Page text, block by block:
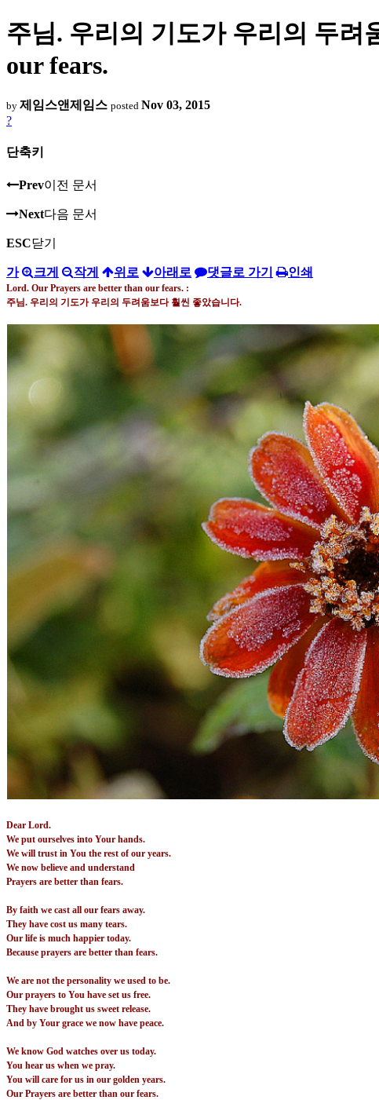
주님. 우리의 기도가 우리의 두려
our fears.
by 제임스앤제임스 posted Nov 03, 2015
?
단축키
Prev이전 문서
Next다음 문서
ESC닫기
가 크게 작게 위로 아래로 댓글로 가기 인쇄
Lord. Our Prayers are better than our fears. :
주님. 우리의 기도가 우리의 두려움보다 훨씬 좋았습니다.
Dear Lord.
We put ourselves into Your hands.
We will trust in You the rest of our years.
We now believe and understand
Prayers are better than fears.
By faith we cast all our fears away.
They have cost us many tears.
Our life is much happier today.
Because prayers are better than fears.
We are not the personality we used to be.
Our prayers to You have set us free.
They have brought us sweet release.
And by Your grace we now have peace.
We know God watches over us today.
You hear us when we pray.
You will care for us in our golden years.
Our Prayers are better than our fears.